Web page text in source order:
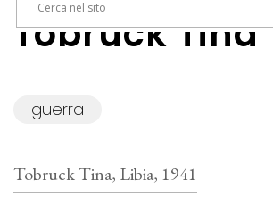
Tobruck Tina
guerra
Tobruck Tina, Libia, 1941